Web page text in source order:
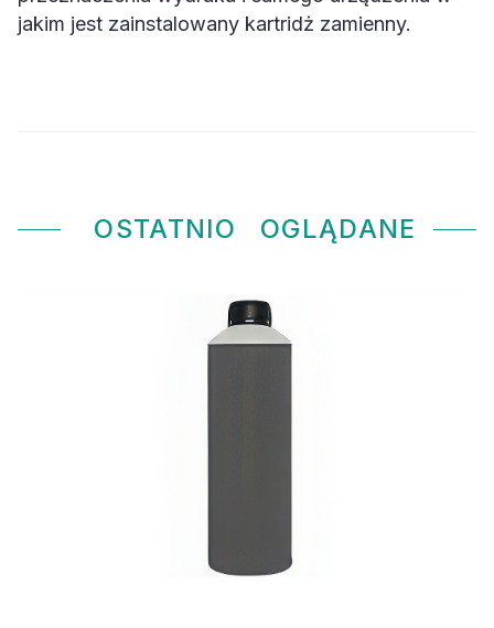
jakim jest zainstalowany kartridż zamienny.
OSTATNIO OGLĄDANE